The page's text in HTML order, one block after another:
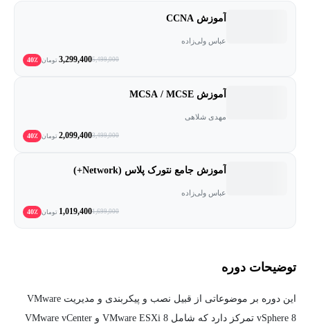
آموزش CCNA
عباس ولی‌زاده
5,499,000
3,299,400 تومان 40٪
آموزش MCSA / MCSE
مهدی شلاهی
3,499,000
2,099,400 تومان 40٪
آموزش جامع نتورک پلاس (Network+)
عباس ولی‌زاده
1,699,000
1,019,400 تومان 40٪
توضیحات دوره
این دوره بر موضوعاتی از قبیل نصب و پیکربندی و مدیریت VMware
vSphere 8 تمرکز دارد که شامل VMware ESXi 8 و VMware vCenter